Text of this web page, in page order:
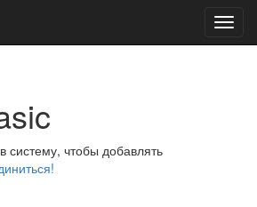
систему, чтобы добавлять